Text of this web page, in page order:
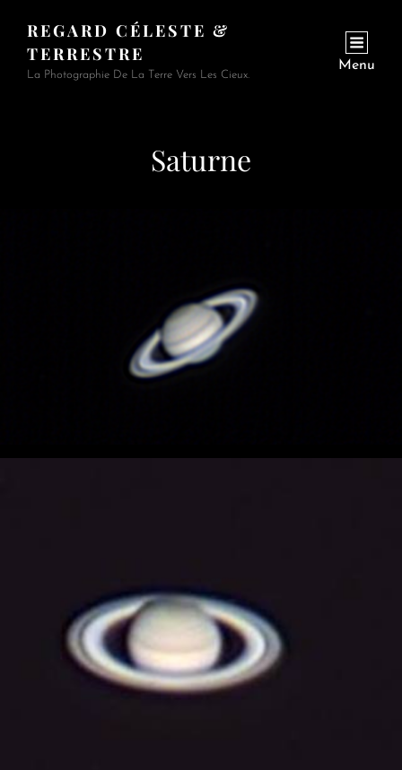
REGARD CÉLESTE &
TERRESTRE
La Photographie De La Terre Vers Les Cieux.
Menu
Saturne